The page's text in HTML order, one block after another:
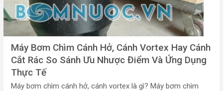
Máy Bơm Chìm Cánh Hở, Cánh Vortex Hay Cánh
Cắt Rác So Sánh Ưu Nhược Điểm Và Ứng Dụng
Thực Tế
Máy bơm chìm cánh hở, cánh vortex là gì? Máy bơm chìm